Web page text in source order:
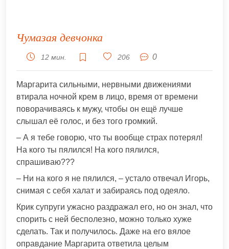
Чумазая девчонка
12 мин. 206 0
Маргарита сильными, нервными движениями
втирала ночной крем в лицо, время от времени
поворачиваясь к мужу, чтобы он ещё лучше
слышал её голос, и без того громкий.
– А я тебе говорю, что ты вообще страх потерял!
На кого ты пялился! На кого пялился,
спрашиваю???
– Ни на кого я не пялился, – устало отвечал Игорь,
снимая с себя халат и забираясь под одеяло.
Крик супруги ужасно раздражал его, но он знал, что
спорить с ней бесполезно, можно только хуже
сделать. Так и получилось. Даже на его вялое
оправдание Маргарита ответила целым